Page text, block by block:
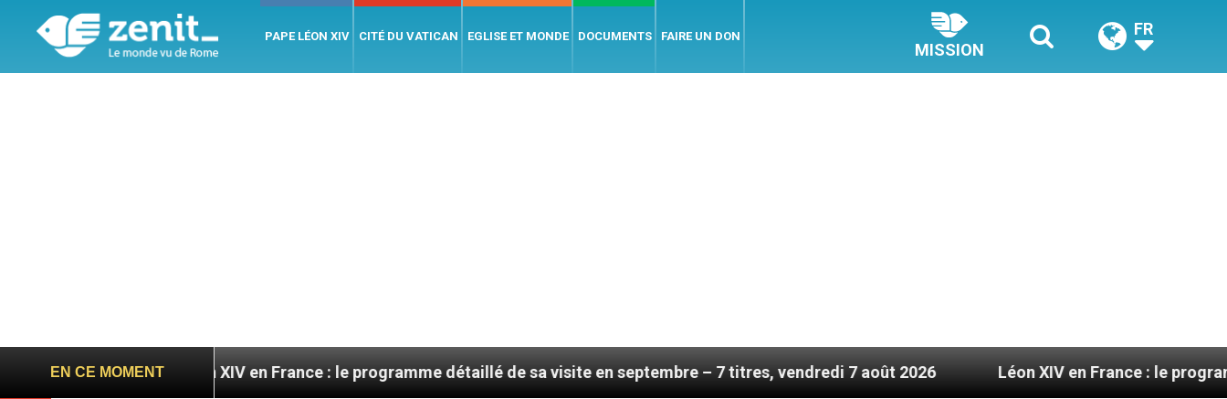
PAPE LÉON XIV CITÉ DU VATICAN EGLISE ET MONDE DOCUMENTS FAIRE UN DON
MISSION
FR
EN CE MOMENT
Léon XIV en France : le programme détaillé de sa visite en septembre – 7 titres, vendredi 7 août 2026 Léon XIV en France : le programme détaillé